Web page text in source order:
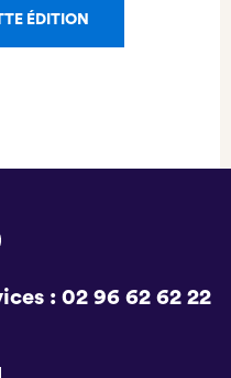
ÉDITION
: 02 96 62 62 22